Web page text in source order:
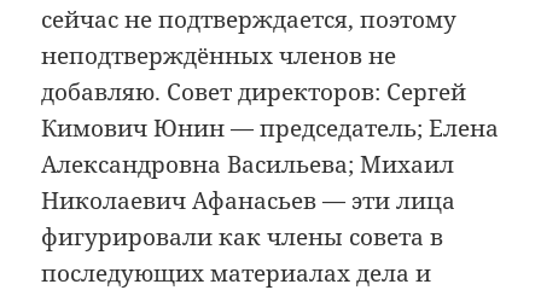
сейчас не подтверждается, поэтому
неподтверждённых членов не
добавляю. Совет директоров: Сергей
Кимович Юнин — председатель; Елена
Александровна Васильева; Михаил
Николаевич Афанасьев — эти лица
фигурировали как члены совета в
последующих материалах дела и